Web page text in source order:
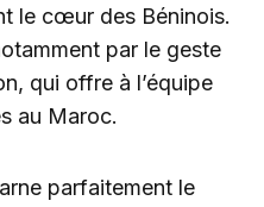
le cœur des Béninois.
par le geste
qui offre à l’équipe
au Maroc.
parfaitement le